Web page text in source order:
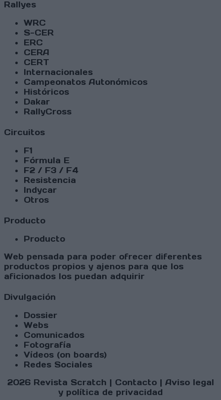
Rallyes
WRC
S-CER
ERC
CERA
CERT
Internacionales
Campeonatos Autonómicos
Históricos
Dakar
RallyCross
Circuitos
F1
Fórmula E
F2 / F3 / F4
Resistencia
Indycar
Otros
Producto
Producto
Web pensada para poder ofrecer diferentes
productos propios y ajenos para que los
aficionados los puedan adquirir
Divulgación
Dossier
Webs
Comunicados
Fotografía
Vídeos (on boards)
Redes Sociales
2026 Revista Scratch | Contacto| Aviso legal
y política de privacidad